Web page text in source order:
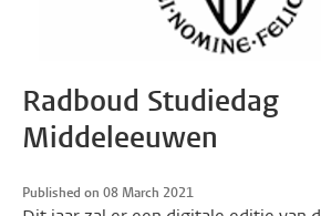
Radboud Studiedag
Middeleeuwen
Published on 08 March 2021